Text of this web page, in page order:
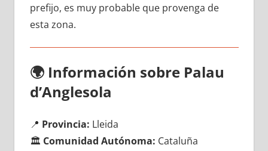
prefijo, es muy probable quе provenga dе
esta zona.
🌍 Información sobre Palau
d’Anglesola
📍 Provincia: Lleida
🏛️ Comunidad Autónoma: Cataluña